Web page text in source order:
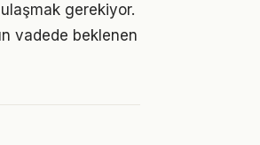
gerekiyor.
vadede beklenen